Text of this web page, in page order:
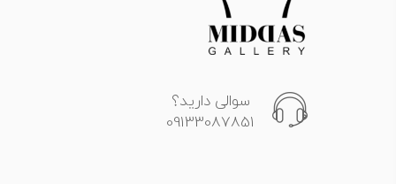
سوالی دارید؟
09133087851